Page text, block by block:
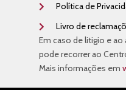
Política de
Livro de
Em caso de litigio e ao
pode recorrer ao
Mais informações em